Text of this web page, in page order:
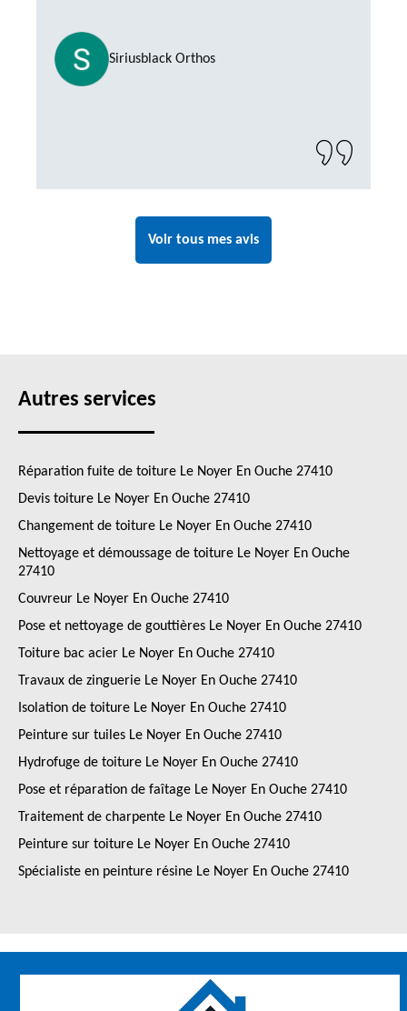
Siriusblack Orthos
Voir tous mes avis
Autres services
Réparation fuite de toiture Le Noyer En Ouche 27410
Devis toiture Le Noyer En Ouche 27410
Changement de toiture Le Noyer En Ouche 27410
Nettoyage et démoussage de toiture Le Noyer En Ouche
27410
Couvreur Le Noyer En Ouche 27410
Pose et nettoyage de gouttières Le Noyer En Ouche 27410
Toiture bac acier Le Noyer En Ouche 27410
Travaux de zinguerie Le Noyer En Ouche 27410
Isolation de toiture Le Noyer En Ouche 27410
Peinture sur tuiles Le Noyer En Ouche 27410
Hydrofuge de toiture Le Noyer En Ouche 27410
Pose et réparation de faîtage Le Noyer En Ouche 27410
Traitement de charpente Le Noyer En Ouche 27410
Peinture sur toiture Le Noyer En Ouche 27410
Spécialiste en peinture résine Le Noyer En Ouche 27410